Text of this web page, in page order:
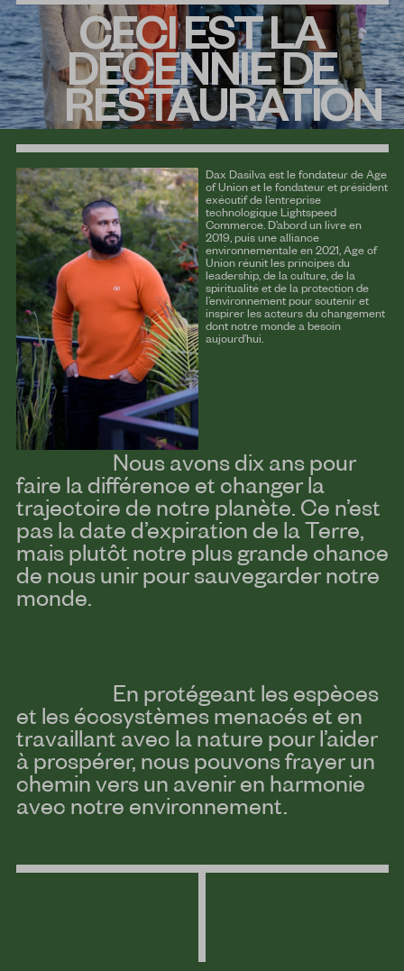
CECI EST LA
DÉCENNIE DE
RESTAURATION
Dax Dasilva est le fondateur de Age
of Union et le fondateur et président
exécutif de l’entreprise
technologique Lightspeed
Commerce. D’abord un livre en
2019, puis une alliance
environnementale en 2021, Age of
Union réunit les principes du
leadership, de la culture, de la
spiritualité et de la protection de
l’environnement pour soutenir et
inspirer les acteurs du changement
dont notre monde a besoin
aujourd’hui.
Nous avons dix ans pour
faire la différence et changer la
trajectoire de notre planète. Ce n’est
pas la date d’expiration de la Terre,
mais plutôt notre plus grande chance
de nous unir pour sauvegarder notre
monde.
En protégeant les espèces
et les écosystèmes menacés et en
travaillant avec la nature pour l’aider
à prospérer, nous pouvons frayer un
chemin vers un avenir en harmonie
avec notre environnement.